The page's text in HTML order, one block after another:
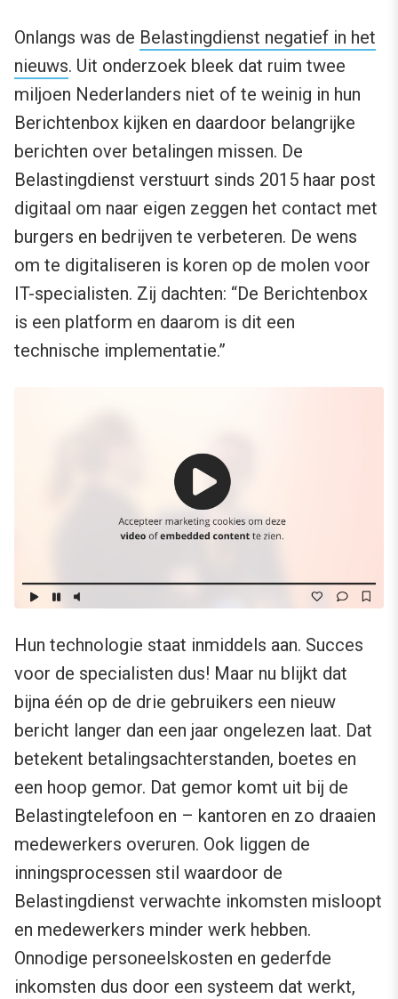
Onlangs was de Belastingdienst negatief in het
nieuws. Uit onderzoek bleek dat ruim twee
miljoen Nederlanders niet of te weinig in hun
Berichtenbox kijken en daardoor belangrijke
berichten over betalingen missen. De
Belastingdienst verstuurt sinds 2015 haar post
digitaal om naar eigen zeggen het contact met
burgers en bedrijven te verbeteren. De wens
om te digitaliseren is koren op de molen voor
IT-specialisten. Zij dachten: “De Berichtenbox
is een platform en daarom is dit een
technische implementatie.”
Hun technologie staat inmiddels aan. Succes
voor de specialisten dus! Maar nu blijkt dat
bijna één op de drie gebruikers een nieuw
bericht langer dan een jaar ongelezen laat. Dat
betekent betalingsachterstanden, boetes en
een hoop gemor. Dat gemor komt uit bij de
Belastingtelefoon en – kantoren en zo draaien
medewerkers overuren. Ook liggen de
inningsprocessen stil waardoor de
Belastingdienst verwachte inkomsten misloopt
en medewerkers minder werk hebben.
Onnodige personeelskosten en gederfde
inkomsten dus door een systeem dat werkt,